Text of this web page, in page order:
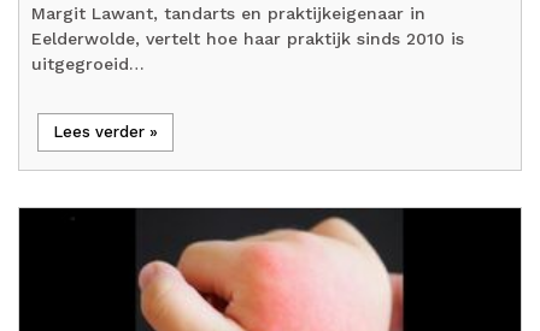
Margit Lawant, tandarts en praktijkeigenaar in
Eelderwolde, vertelt hoe haar praktijk sinds 2010 is
uitgegroeid…
Lees verder »